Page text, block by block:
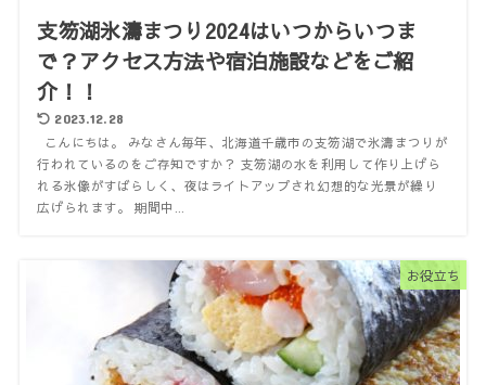
支笏湖氷濤まつり2024はいつからいつま
で？アクセス方法や宿泊施設などをご紹
介！！
2023.12.28
こんにちは。 みなさん毎年、北海道千歳市の支笏湖で氷濤まつりが
行われているのをご存知ですか？ 支笏湖の水を利用して作り上げら
れる氷像がすばらしく、夜はライトアップされ幻想的な光景が繰り
広げられます。 期間中...
お役立ち